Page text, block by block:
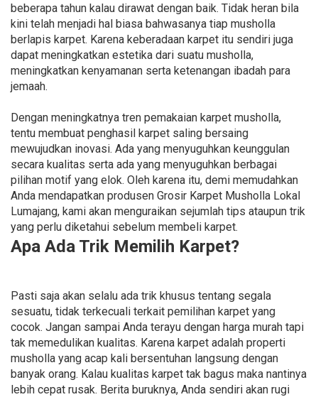
beberapa tahun kalau dirawat dengan baik. Tidak heran bila
kini telah menjadi hal biasa bahwasanya tiap musholla
berlapis karpet. Karena keberadaan karpet itu sendiri juga
dapat meningkatkan estetika dari suatu musholla,
meningkatkan kenyamanan serta ketenangan ibadah para
jemaah.
Dengan meningkatnya tren pemakaian karpet musholla,
tentu membuat penghasil karpet saling bersaing
mewujudkan inovasi. Ada yang menyuguhkan keunggulan
secara kualitas serta ada yang menyuguhkan berbagai
pilihan motif yang elok. Oleh karena itu, demi memudahkan
Anda mendapatkan produsen Grosir Karpet Musholla Lokal
Lumajang, kami akan menguraikan sejumlah tips ataupun trik
yang perlu diketahui sebelum membeli karpet.
Apa Ada Trik Memilih Karpet?
Pasti saja akan selalu ada trik khusus tentang segala
sesuatu, tidak terkecuali terkait pemilihan karpet yang
cocok. Jangan sampai Anda terayu dengan harga murah tapi
tak memedulikan kualitas. Karena karpet adalah properti
musholla yang acap kali bersentuhan langsung dengan
banyak orang. Kalau kualitas karpet tak bagus maka nantinya
lebih cepat rusak. Berita buruknya, Anda sendiri akan rugi